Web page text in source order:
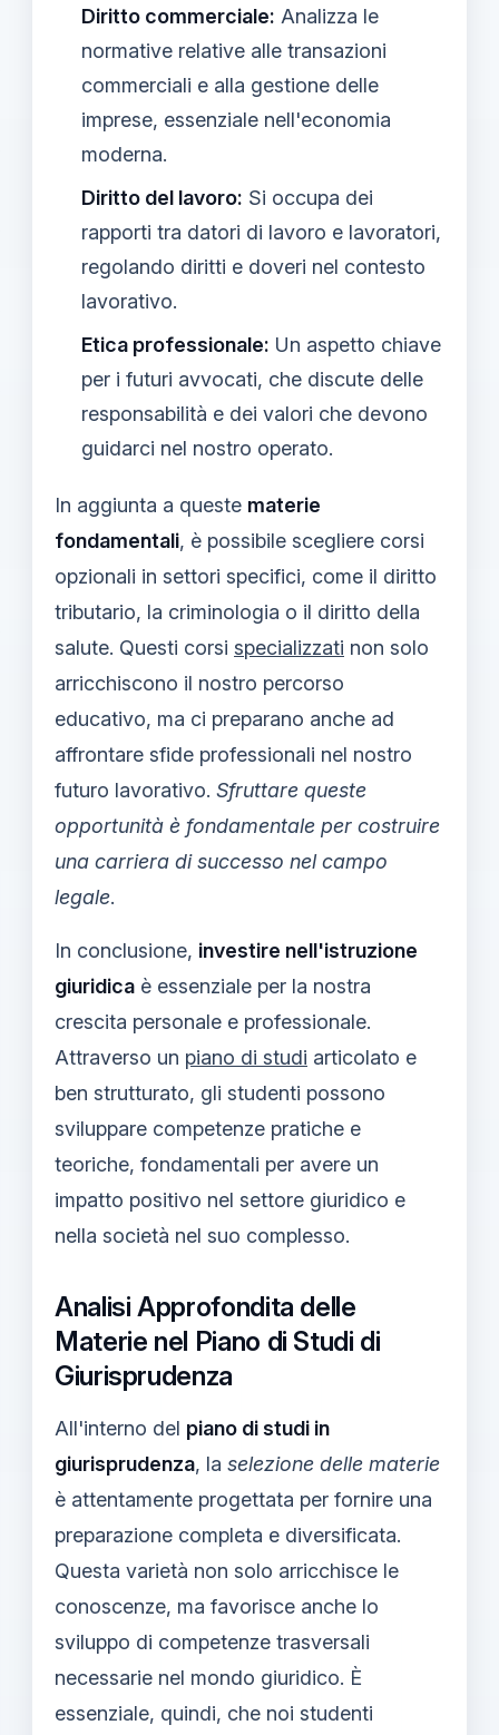
Diritto commerciale: Analizza le
normative relative alle transazioni
commerciali e alla gestione delle
imprese, essenziale nell'economia
moderna.
Diritto del lavoro: Si occupa dei
rapporti tra datori di lavoro e lavoratori,
regolando diritti e doveri nel contesto
lavorativo.
Etica professionale: Un aspetto chiave
per i futuri avvocati, che discute delle
responsabilità e dei valori che devono
guidarci nel nostro operato.
In aggiunta a queste materie
fondamentali, è possibile scegliere corsi
opzionali in settori specifici, come il diritto
tributario, la criminologia o il diritto della
salute. Questi corsi specializzati non solo
arricchiscono il nostro percorso
educativo, ma ci preparano anche ad
affrontare sfide professionali nel nostro
futuro lavorativo. Sfruttare queste
opportunità è fondamentale per costruire
una carriera di successo nel campo
legale.
In conclusione, investire nell'istruzione
giuridica è essenziale per la nostra
crescita personale e professionale.
Attraverso un piano di studi articolato e
ben strutturato, gli studenti possono
sviluppare competenze pratiche e
teoriche, fondamentali per avere un
impatto positivo nel settore giuridico e
nella società nel suo complesso.
Analisi Approfondita delle
Materie nel Piano di Studi di
Giurisprudenza
All'interno del piano di studi in
giurisprudenza, la selezione delle materie
è attentamente progettata per fornire una
preparazione completa e diversificata.
Questa varietà non solo arricchisce le
conoscenze, ma favorisce anche lo
sviluppo di competenze trasversali
necessarie nel mondo giuridico. È
essenziale, quindi, che noi studenti